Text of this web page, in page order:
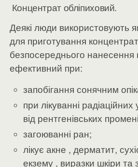
Концентрат обліпиховий.
Деякі люди використовують
для приготування
безпосереднього нанесення
ефективний при:
запобігання сонячним
при лікуванні
від рентгенівських
загоюванні ран;
лікує акне , дерматит,
екзему , виразки шкіри та